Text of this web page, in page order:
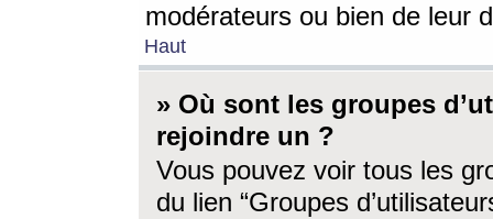
modérateurs ou bien de leur
Haut
» Où sont les groupes
rejoindre un ?
Vous pouvez voir tous les
du lien “Groupes